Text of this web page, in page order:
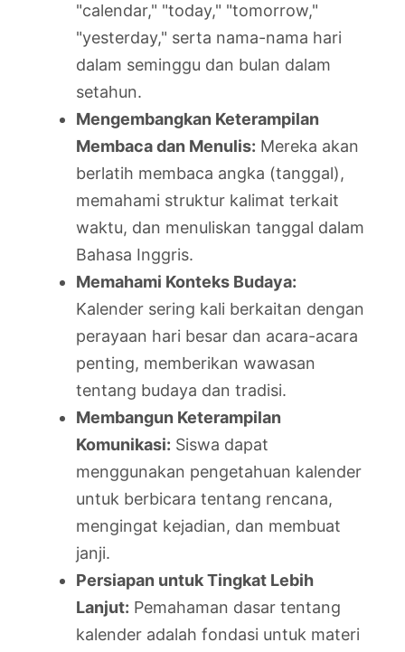
"calendar," "today," "tomorrow,"
"yesterday," serta nama-nama hari
dalam seminggu dan bulan dalam
setahun.
Mengembangkan Keterampilan
Membaca dan Menulis: Mereka akan
berlatih membaca angka (tanggal),
memahami struktur kalimat terkait
waktu, dan menuliskan tanggal dalam
Bahasa Inggris.
Memahami Konteks Budaya:
Kalender sering kali berkaitan dengan
perayaan hari besar dan acara-acara
penting, memberikan wawasan
tentang budaya dan tradisi.
Membangun Keterampilan
Komunikasi: Siswa dapat
menggunakan pengetahuan kalender
untuk berbicara tentang rencana,
mengingat kejadian, dan membuat
janji.
Persiapan untuk Tingkat Lebih
Lanjut: Pemahaman dasar tentang
kalender adalah fondasi untuk materi